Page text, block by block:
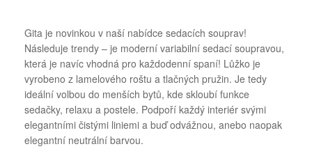
Gita je novinkou v naší nabídce sedacích souprav!
Následuje trendy – je moderní variabilní sedací soupravou,
která je navíc vhodná pro každodenní spaní! Lůžko je
vyrobeno z lamelového roštu a tlačných pružin. Je tedy
ideální volbou do menších bytů, kde skloubí funkce
sedačky, relaxu a postele. Podpoří každý interiér svými
elegantními čistými liniemi a buď odvážnou, anebo naopak
elegantní neutrální barvou.